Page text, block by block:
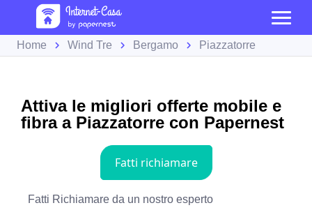
Home Wind Tre Bergamo Piazzatorre